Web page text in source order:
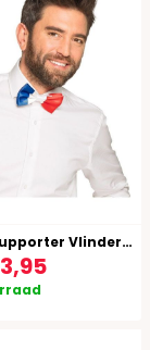
Frankrijk Supporter Vlinderstrik